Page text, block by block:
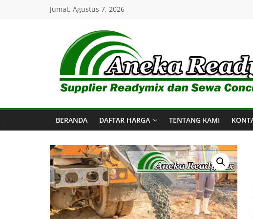
Jumat, Agustus 7, 2026
Aneka
Readymix
Pusat
Penjualan
Online
Aneka
Beton
Ready
mix
di
Indonesia
BERANDA DAFTAR HARGA TENTANG KAMI